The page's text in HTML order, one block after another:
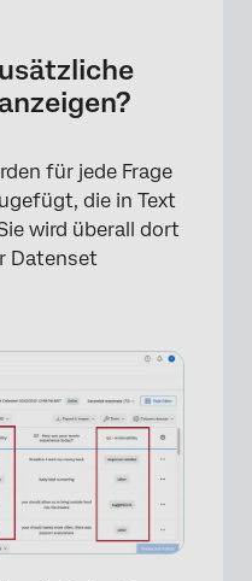
×
×
für jede Frage
die in Text
wird überall dort
Datenset